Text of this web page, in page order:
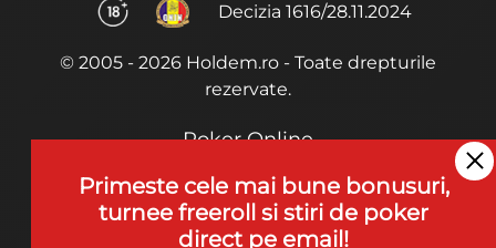
Decizia 1616/28.11.2024
© 2005 - 2026 Holdem.ro - Toate drepturile
rezervate.
Poker Online
Termeni si Conditii
Joaca Poker
Primeste cele mai bune bonusuri,
turnee freeroll si stiri de poker
direct pe email!